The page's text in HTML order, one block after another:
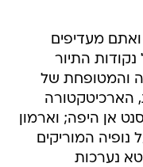
מעדיפים
התיור
והמטופחת של
הארכיטקטורה
אן היפה; וארמון
נופיה המוריקים
נערכות